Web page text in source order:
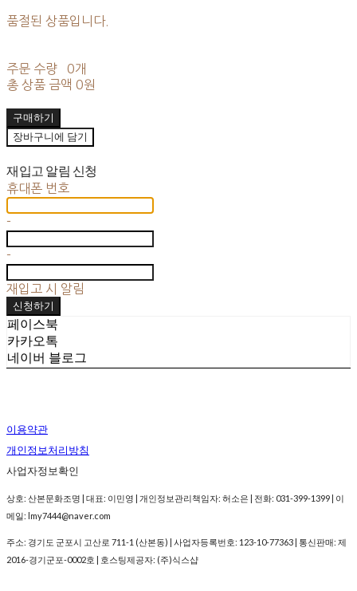
품절된 상품입니다.
주문 수량
0개
총 상품 금액 0원
구매하기
장바구니에 담기
재입고 알림 신청
휴대폰 번호
-
-
재입고 시 알림
신청하기
페이스북
카카오톡
네이버 블로그
이용약관
개인정보처리방침
사업자정보확인
상호: 산본문화조명 | 대표: 이민영 | 개인정보관리책임자: 허소은 | 전화: 031-399-1399 | 이
메일: lmy7444@naver.com
주소: 경기도 군포시 고산로 711-1 (산본동) | 사업자등록번호: 123-10-77363 | 통신판매: 제
2016-경기군포-0002호 | 호스팅제공자: (주)식스샵